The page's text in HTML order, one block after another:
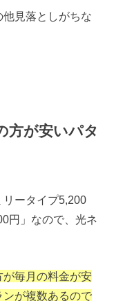
見落としがちな
方が安いパタ
リータイプ5,200
円」なので、光ネ
毎月の料金が安
ンが複数あるので